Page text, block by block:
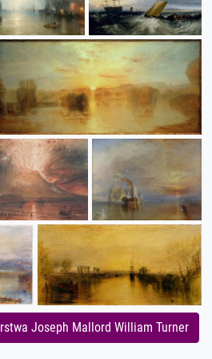
Joseph Mallord William Turner